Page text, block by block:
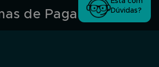
de PagamentoDúvidas?